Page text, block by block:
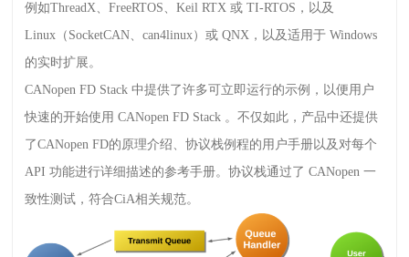
例如ThreadX、FreeRTOS 、Keil RTX或TI-RTOS ，以及
Linux （ SocketCAN、can4linux）或QNX ，以及适用于Windows
的实时扩展。
CANopen FD Stack中提供了许多可立即运行的示例，以便用户
快速的开始使用CANopen FD Stack 。不仅如此，产品中还提供
了CANopen FD的原理介绍、协议栈例程的用户手册以及对每个
API功能进行详细描述的参考手册。协议栈通过了CANopen一
致性测试，符合CiA相关规范。